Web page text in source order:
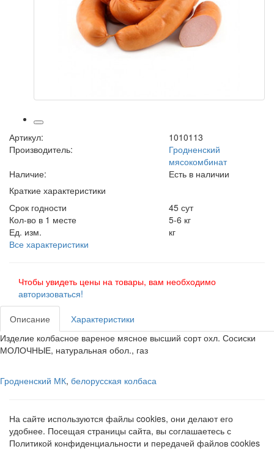
Артикул:
1010113
Производитель:
Гродненский
мясокомбинат
Наличие:
Есть в наличии
Краткие характеристики
Срок годности
45 сут
Кол-во в 1 месте
5-6 кг
Ед. изм.
кг
Все характеристики
Чтобы увидеть цены на товары, вам необходимо
авторизоваться!
Описание
Характеристики
Изделие колбасное вареное мясное высший сорт охл. Сосиски
МОЛОЧНЫЕ, натуральная обол., газ
Гродненский МК, белорусская колбаса
На сайте используются файлы cookies, они делают его
удобнее. Посещая страницы сайта, вы соглашаетесь с
Политикой конфиденциальности и передачей файлов cookies